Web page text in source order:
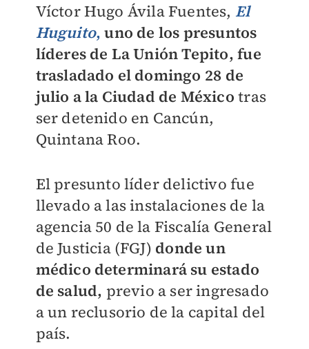
Víctor Hugo Ávila Fuentes, El
Huguito, uno de los presuntos
líderes de La Unión Tepito, fue
trasladado el domingo 28 de
julio a la Ciudad de Méxicotras
ser detenido en Cancún,
Quintana Roo.
El presunto líder delictivo fue
llevado a las instalaciones de la
agencia 50 de la Fiscalía General
de Justicia (FGJ) donde un
médico determinará su estado
de salud, previo a ser ingresado
a un reclusorio de la capital del
país.